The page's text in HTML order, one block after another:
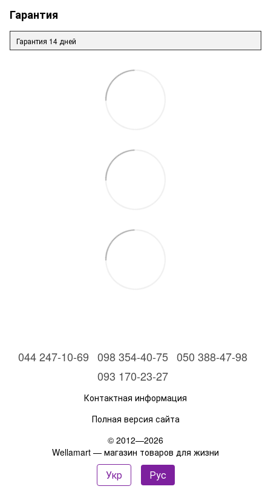
Гарантия
Гарантия 14 дней
044 247-10-69 098 354-40-75 050 388-47-98
093 170-23-27
Контактная информация
Полная версия сайта
© 2012—2026
Wellamart — магазин товаров для жизни
Укр Рус